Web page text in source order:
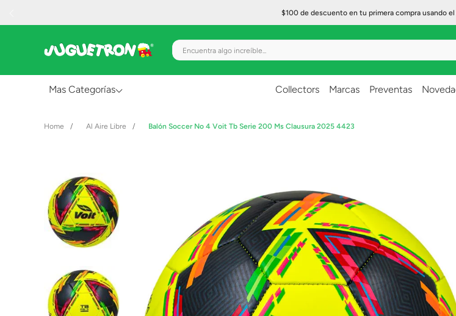
$100 de descuento en tu primera compra usando el
Encuentra algo increíble...
Mas Categorías
Creatividad y Arte
Figuras de Acción
Gadgets y Electrónicos
Lanzadores
Muñecas
Collectors Marcas Preventas
Al Aire Libre Balón Soccer No 4 Voit Tb Serie 200 Ms Clausura 2025 4423